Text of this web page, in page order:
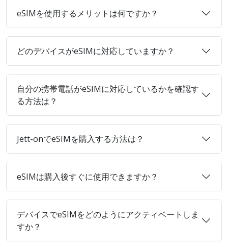
eSIMを使用するメリットは何ですか？
どのデバイスがeSIMに対応していますか？
自分の携帯電話がeSIMに対応しているかを確認す
る方法は？
Jett-onでeSIMを購入する方法は？
eSIMは購入後すぐに使用できますか？
デバイスでeSIMをどのようにアクティベートしま
すか？